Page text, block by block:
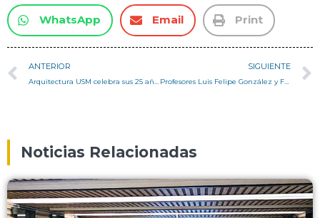
WhatsApp Email Print
ANTERIOR SIGUIENTE
Profesores Luis Felipe González y Francisco Quitral presentarán la Semana de la Madera 2022
Noticias Relacionadas